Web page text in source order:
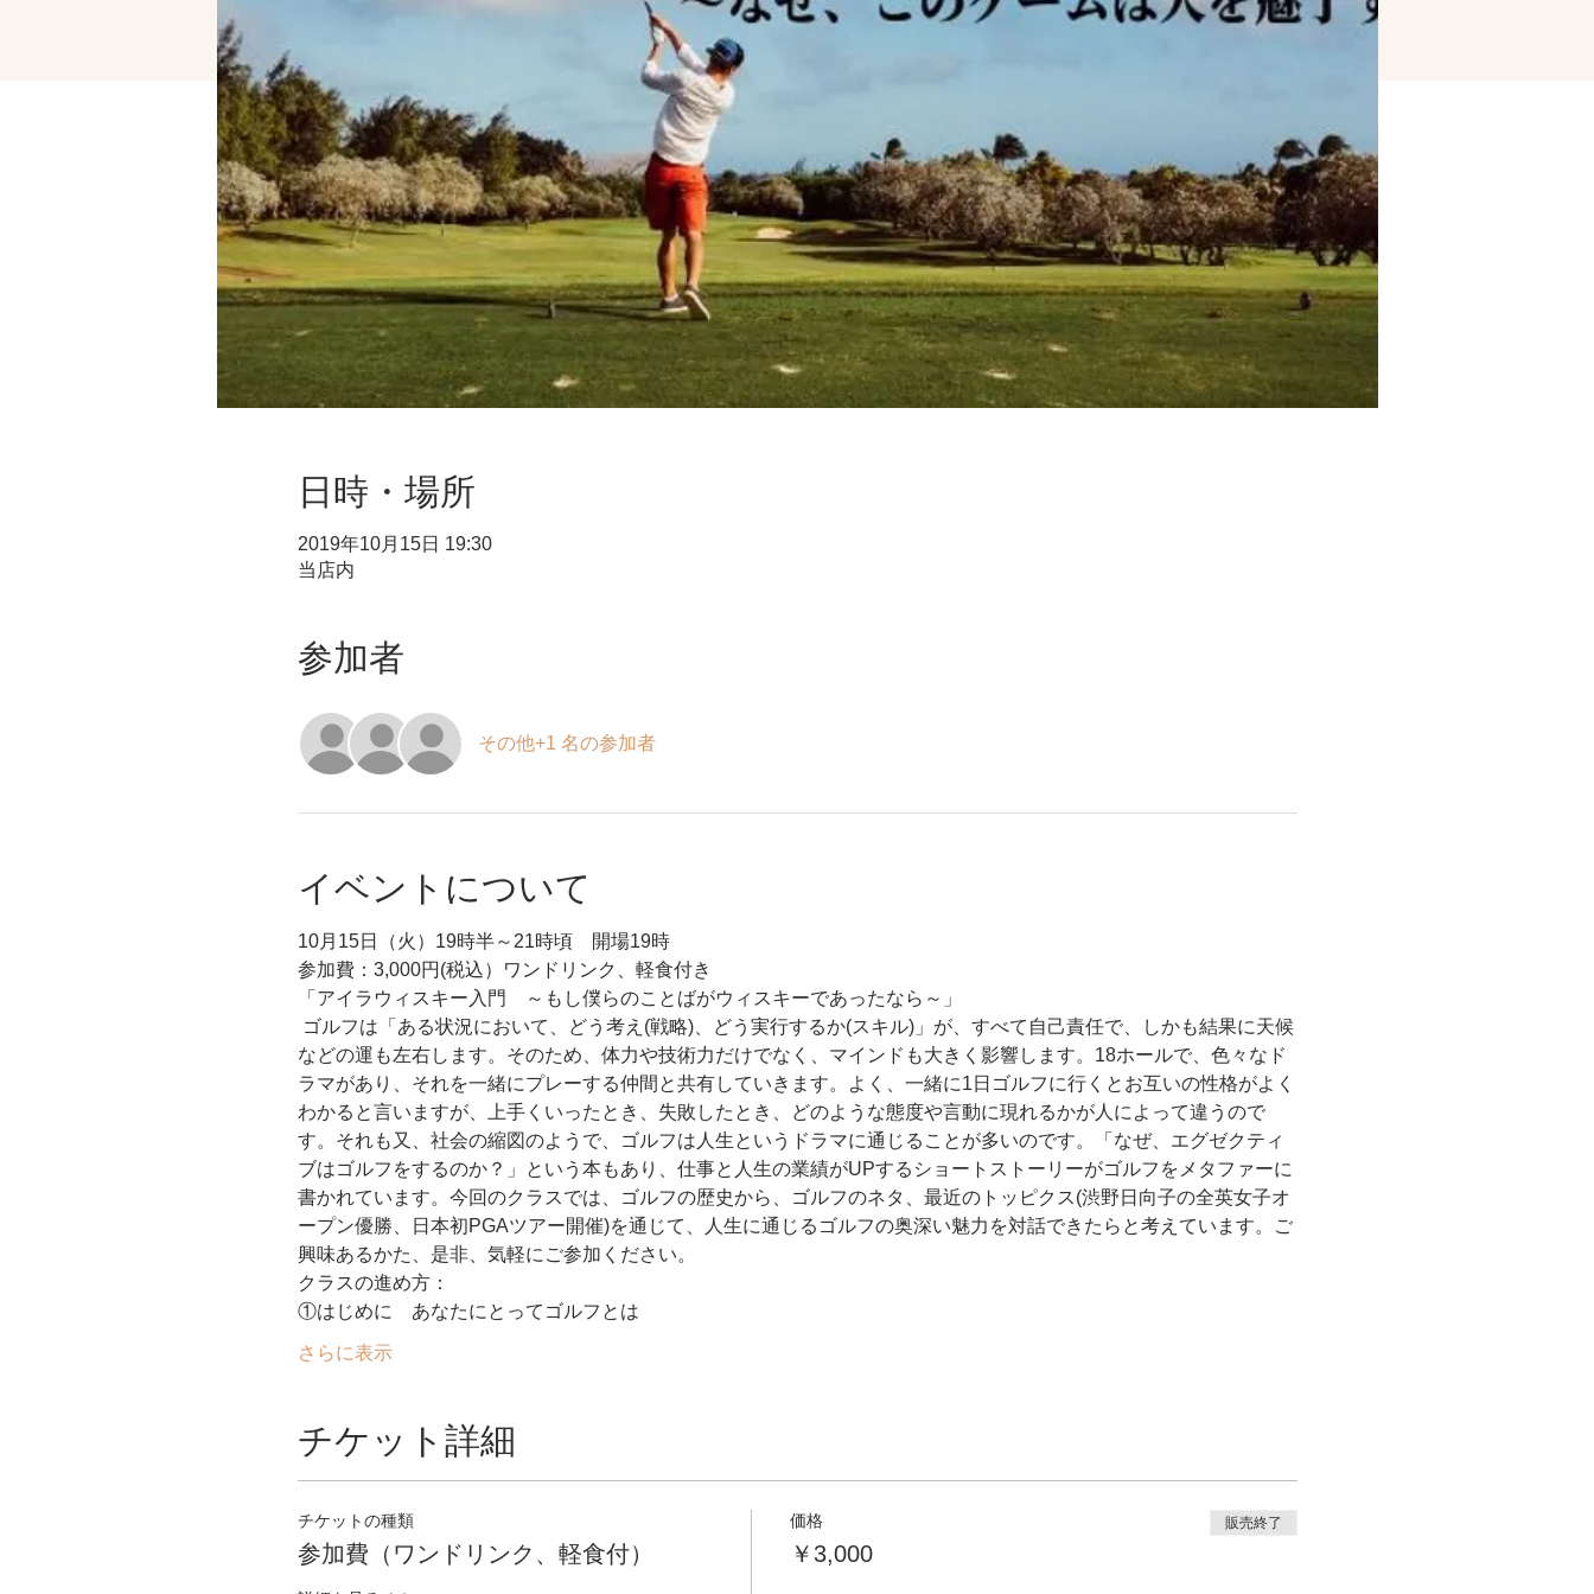
日時・場所
2019年10月15日 19:30
当店内
参加者
その他+1 名の参加者
イベントについて
10月15日（火）19時半～21時頃　開場19時
参加費：3,000円(税込）ワンドリンク、軽食付き
「アイラウィスキー入門　～もし僕らのことばがウィスキーであったなら～」
ゴルフは「ある状況において、どう考え(戦略)、どう実行するか(スキル)」が、すべて自己責任で、しかも結果に天候
などの運も左右します。そのため、体力や技術力だけでなく、マインドも大きく影響します。18ホールで、色々なド
ラマがあり、それを一緒にプレーする仲間と共有していきます。よく、一緒に1日ゴルフに行くとお互いの性格がよく
わかると言いますが、上手くいったとき、失敗したとき、どのような態度や言動に現れるかが人によって違うので
す。それも又、社会の縮図のようで、ゴルフは人生というドラマに通じることが多いのです。「なぜ、エグゼクティ
ブはゴルフをするのか？」という本もあり、仕事と人生の業績がUPするショートストーリーがゴルフをメタファーに
書かれています。今回のクラスでは、ゴルフの歴史から、ゴルフのネタ、最近のトッピクス(渋野日向子の全英女子オ
ープン優勝、日本初PGAツアー開催)を通じて、人生に通じるゴルフの奥深い魅力を対話できたらと考えています。ご
興味あるかた、是非、気軽にご参加ください。
クラスの進め方：
①はじめに　あなたにとってゴルフとは
さらに表示
チケット詳細
チケットの種類
参加費（ワンドリンク、軽食付）
価格
￥3,000
販売終了